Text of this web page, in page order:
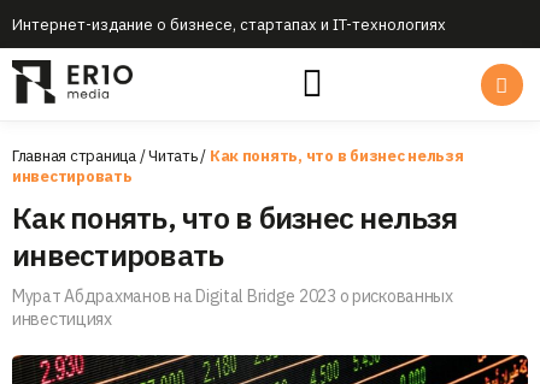
Интернет-издание о бизнесе, стартапах и IT-технологиях
Главная страница/Читать/ Как понять, что в бизнес нельзя
инвестировать
Как понять, что в бизнес нельзя
инвестировать
Мурат Абдрахманов на Digital Bridge 2023 о рискованных
инвестициях